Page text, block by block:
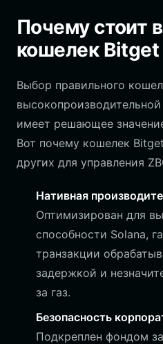
Почему стоит
кошелек Bitget
Выбор правильного
имеет решающее
Вот почему кошелек
других для управления
Нативная
Оптимизирован для
способности Solana,
транзакции
задержкой и
за газ.
Безопасность
Подкреплен фондом